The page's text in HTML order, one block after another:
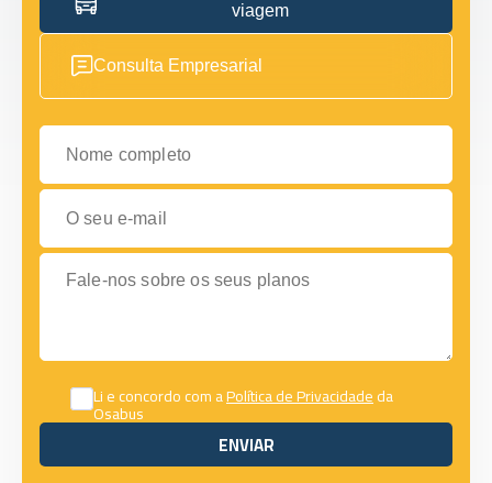
viagem
Consulta Empresarial
Nome completo
O seu e-mail
Fale-nos sobre os seus planos
Li e concordo com aPolítica de Privacidadeda
Osabus
ENVIAR
ENVIAR